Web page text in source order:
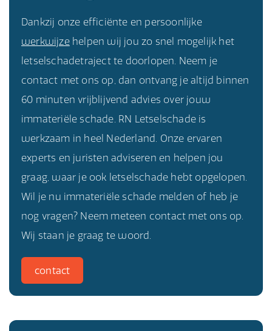
Dankzij onze efficiënte en persoonlijke
werkwijzehelpen wij jou zo snel mogelijk het
letselschadetraject te doorlopen. Neem je
contact met ons op, dan ontvang je altijd binnen
60 minuten vrijblijvend advies over jouw
immateriële schade. RN Letselschade is
werkzaam in heel Nederland. Onze ervaren
experts en juristen adviseren en helpen jou
graag, waar je ook letselschade hebt opgelopen.
Wil je nu immateriële schade melden of heb je
nog vragen? Neem meteen contact met ons op.
Wij staan je graag te woord.
contact